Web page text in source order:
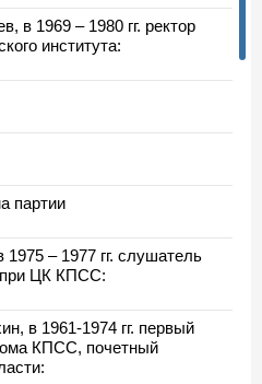
в 1969 – 1980 гг. ректор
института:
партии
– 1977 гг. слушатель
ЦК КПСС:
в 1961-1974 гг. первый
КПСС, почетный